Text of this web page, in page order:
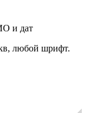
и дат
любой шрифт.